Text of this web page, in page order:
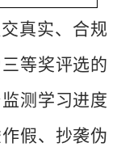
真实、合规
等奖评选的
测学习进度
假、抄袭伪